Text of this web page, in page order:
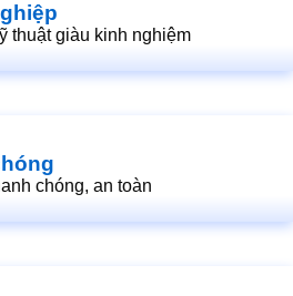
thuật giàu kinh nghiệm
chóng, an toàn